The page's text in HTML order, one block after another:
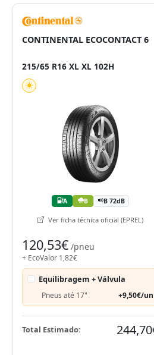
CONTINENTAL ECOCONTACT 6
215/65 R16 XL XL 102H
A B B 72dB
Ver ficha técnica oficial (EPREL)
120,53€ /pneu
+ EcoValor 1,82€
Equilibragem + Válvula
Pneus até 17" +9,50€/un
Total Estimado: